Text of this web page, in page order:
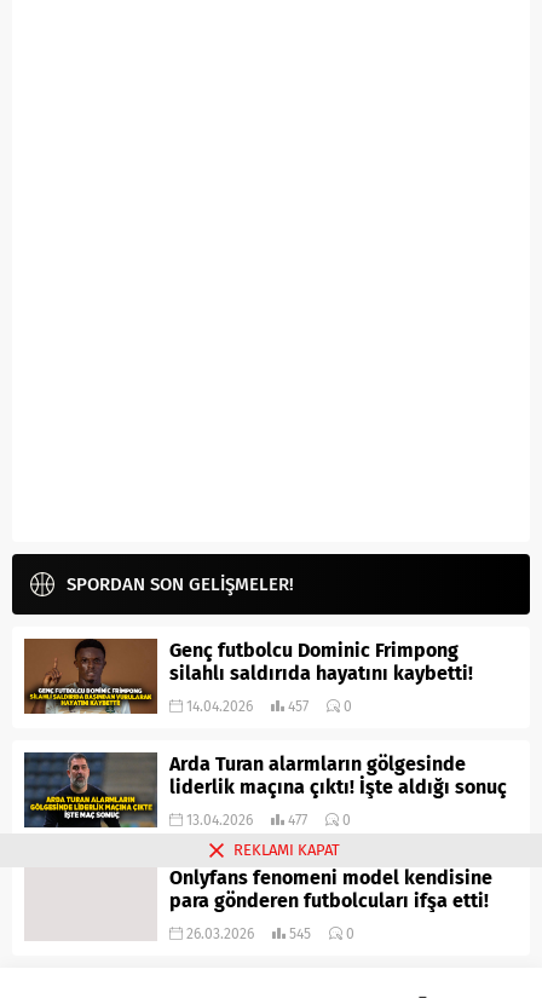
SPORDAN SON GELİŞMELER!
Genç futbolcu Dominic Frimpong
silahlı saldırıda hayatını kaybetti!
14.04.2026 457 0
Arda Turan alarmların gölgesinde
liderlik maçına çıktı! İşte aldığı sonuç
13.04.2026 477 0
Onlyfans fenomeni model kendisine
para gönderen futbolcuları ifşa etti!
26.03.2026 545 0
REKLAMI KAPAT